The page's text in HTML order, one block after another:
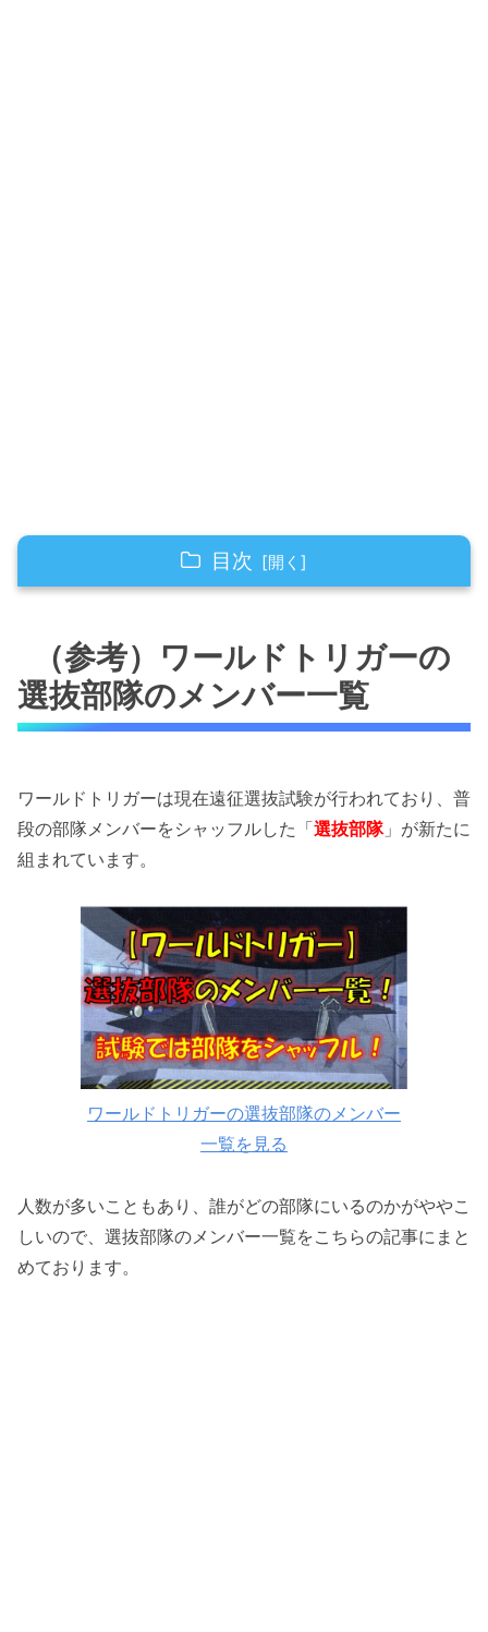
目次
ー一覧
【ワールドトリガー】232話のネタバレ！二宮
8番隊が失速！！
に何か問題がある！？
【ワールドトリガー】232話のネタバレ！千佳
が狙われている！？
【ワールドトリガー】232話のネタバレ！諏訪
隊と二宮隊が激突！！
【ワールドトリガー】232話のネタバレ！諏訪
隊が優勢！
「【ワールドトリガー】232話のネタバレ！二
（参考）ワールドトリガーの
選抜部隊のメンバー一覧
ワールドトリガーは現在遠征選抜試験が行われており、普
段の部隊メンバーをシャッフルした「選抜部隊」が新たに
組まれています。
ワールドトリガーの選抜部隊のメンバー
一覧を見る
人数が多いこともあり、誰がどの部隊にいるのかがややこ
しいので、選抜部隊のメンバー一覧をこちらの記事にまと
めております。